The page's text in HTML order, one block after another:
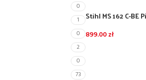
0
1
0
2
0
73
Stihl MS 162 C-BE
899.00zł